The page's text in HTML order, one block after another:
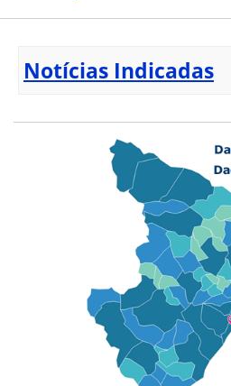
Notícias Indicadas